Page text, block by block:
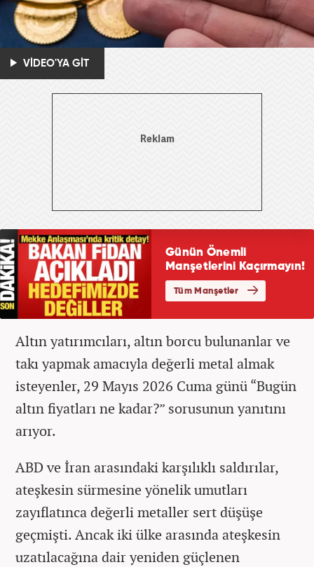
VİDEO'YA GİT
Altın yatırımcıları, altın borcu bulunanlar ve
takı yapmak amacıyla değerli metal almak
isteyenler, 29 Mayıs 2026 Cuma günü “Bugün
altın fiyatları ne kadar?” sorusunun yanıtını
arıyor.
ABD ve İran arasındaki karşılıklı saldırılar,
ateşkesin sürmesine yönelik umutları
zayıflatınca değerli metaller sert düşüşe
geçmişti. Ancak iki ülke arasında ateşkesin
uzatılacağına dair yeniden güçlenen